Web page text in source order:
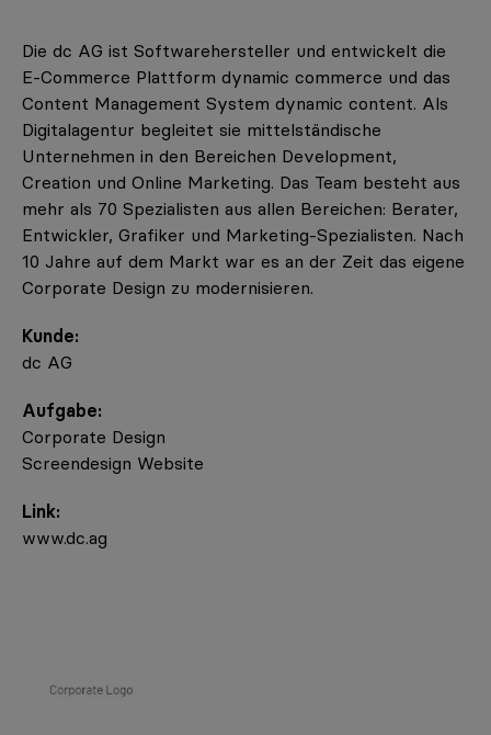
Die dc AG ist Softwarehersteller und entwickelt die
E-Commerce Plattform dynamic commerce und das
Content Management System dynamic content. Als
Digitalagentur begleitet sie mittelständische
Unternehmen in den Bereichen Development,
Creation und Online Marketing. Das Team besteht aus
mehr als 70 Spezialisten aus allen Bereichen: Berater,
Entwickler, Grafiker und Marketing-Spezialisten. Nach
10 Jahre auf dem Markt war es an der Zeit das eigene
Corporate Design zu modernisieren.
Kunde:
dc AG
Aufgabe:
Corporate Design
Screendesign Website
Link:
www.dc.ag